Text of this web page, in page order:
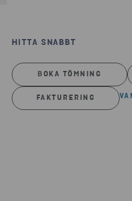
HITTA SNABBT
BOKA TÖMNING
FAKTURERING